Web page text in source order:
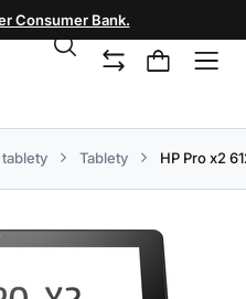
Consumer Bank.
Tablety HP Pro x2